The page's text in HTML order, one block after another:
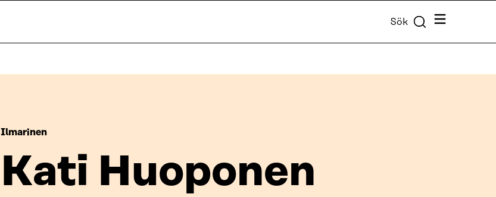
Sök Meny
Ilmarinen
Kati Huoponen